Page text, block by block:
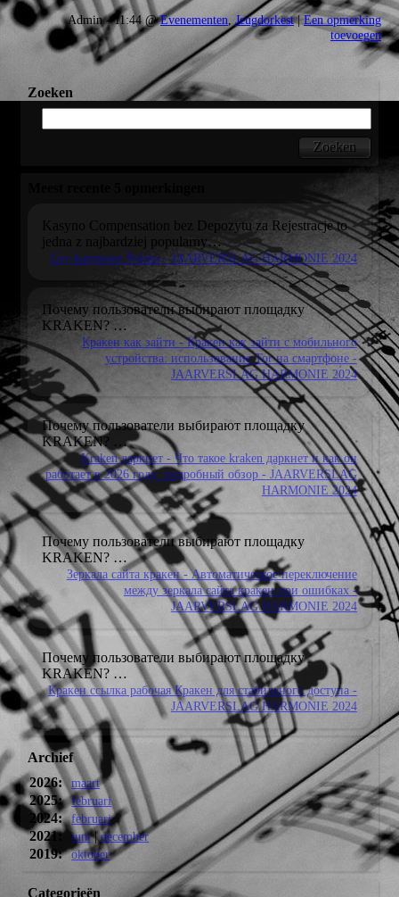
Admin - 11:44 @Evenementen Jeugdorkest|Een opmerking
toevoegen
Zoeken
Kasyno Compensation bez Depozytu za Rejestracje to
jedna z najbardziej popularny…
Gry kasynowe Polska - JAARVERSLAG HARMONIE 2024
Почему пользователи выбирают площадку
KRAKEN? …
Кракен как зайти - Кракен как зайти с мобильного
устройства: использование Tor на смартфоне -
JAARVERSLAG HARMONIE 2024
Почему пользователи выбирают площадку
KRAKEN? …
Kraken даркнет - Что такое kraken даркнет и как он
работает в 2026 году: подробный обзор - JAARVERSLAG
HARMONIE 2024
Почему пользователи выбирают площадку
KRAKEN? …
Зеркала сайта кракен - Автоматическое переключение
между зеркала сайта кракен при ошибках -
JAARVERSLAG HARMONIE 2024
Почему пользователи выбирают площадку
KRAKEN? …
Кракен ссылка рабочая Кракен для стабильного доступа -
JAARVERSLAG HARMONIE 2024
Archief
2026:
maart
2025: februari
2024: februari
2021: juni|december
2019: oktober
Categorieën